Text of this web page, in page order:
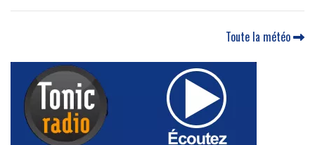
Toute la météo